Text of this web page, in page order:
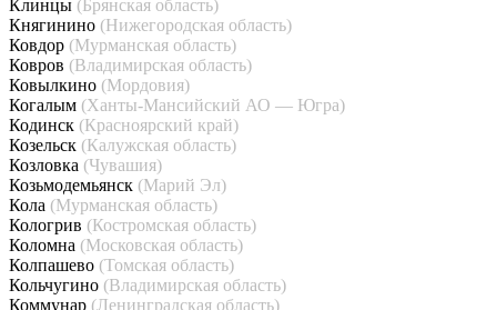
Клинцы (Брянская область)
Княгинино (Нижегородская область)
Ковдор (Мурманская область)
Ковров (Владимирская область)
Ковылкино (Мордовия)
Когалым (Ханты-Мансийский АО — Югра)
Кодинск (Красноярский край)
Козельск (Калужская область)
Козловка (Чувашия)
Козьмодемьянск (Марий Эл)
Кола (Мурманская область)
Кологрив (Костромская область)
Коломна (Московская область)
Колпашево (Томская область)
Кольчугино (Владимирская область)
Коммунар (Ленинградская область)